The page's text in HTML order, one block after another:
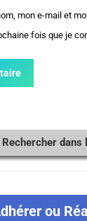
mon e-mail et
fois que je
Rechercher dans
ou